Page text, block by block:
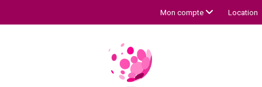
Mon compte Location